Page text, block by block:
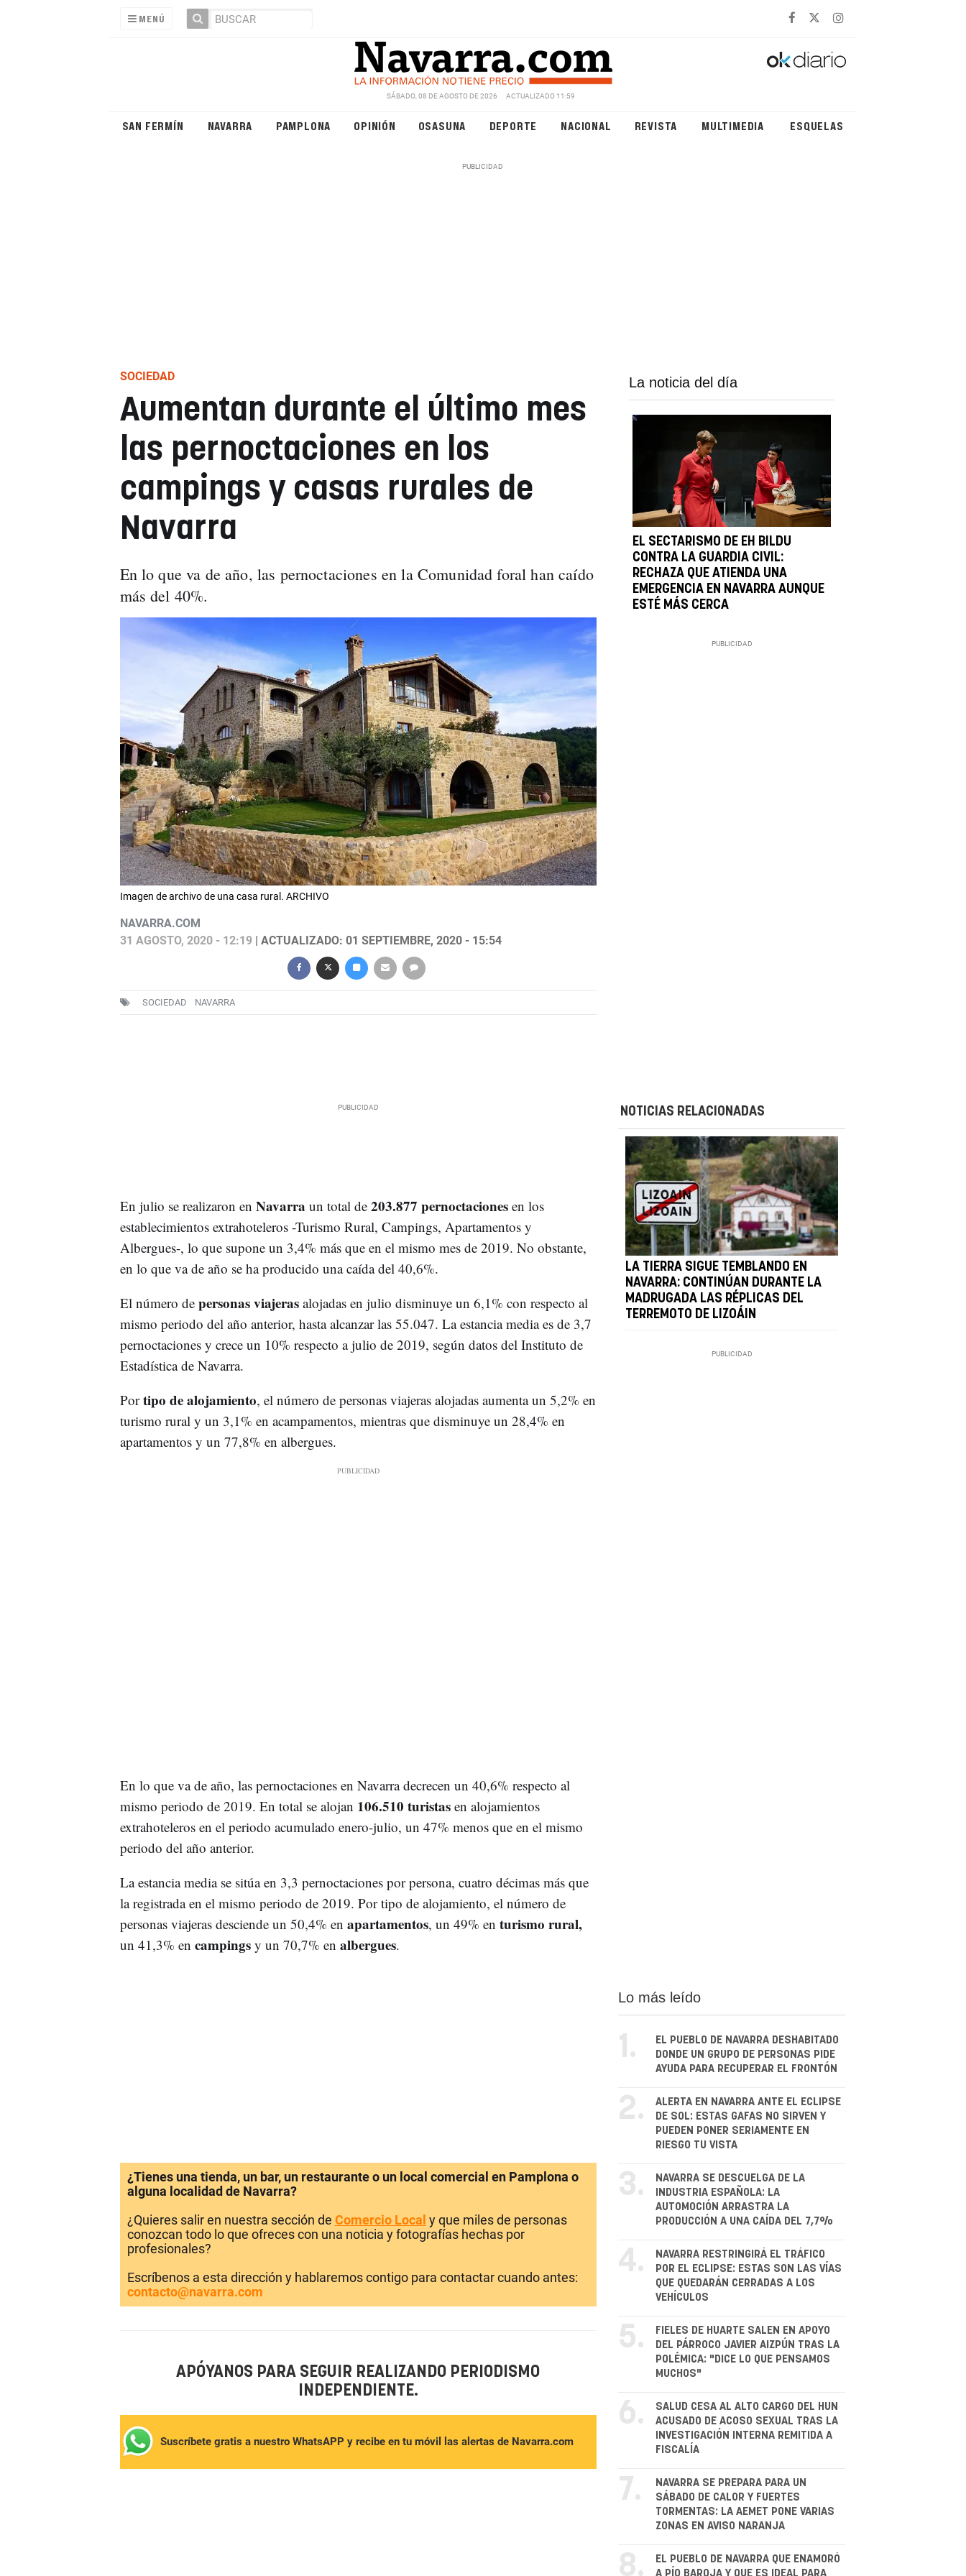
MENÚ
SÁBADO, 08 DE AGOSTO DE 2026 ACTUALIZADO 11:59
SAN FERMÍN NAVARRA PAMPLONA OPINIÓN OSASUNA DEPORTE NACIONAL REVISTA MULTIMEDIA ESQUELAS
SOCIEDAD
Aumentan durante el último mes
las pernoctaciones en los
campings y casas rurales de
Navarra
En lo que va de año, las pernoctaciones en la Comunidad foral han caído
más del 40%.
Imagen de archivo de una casa rural. ARCHIVO
NAVARRA.COM
31 AGOSTO, 2020 - 12:19| ACTUALIZADO: 01 SEPTIEMBRE, 2020 - 15:54
SOCIEDAD NAVARRA
La noticia del día
EL SECTARISMO DE EH BILDU
CONTRA LA GUARDIA CIVIL:
RECHAZA QUE ATIENDA UNA
EMERGENCIA EN NAVARRA AUNQUE
ESTÉ MÁS CERCA
En julio se realizaron en Navarra un total de203.877 pernoctacionesen los
establecimientos extrahoteleros -Turismo Rural, Campings, Apartamentos y
Albergues-, lo que supone un 3,4% más que en el mismo mes de 2019. No obstante,
en lo que va de año se ha producido una caída del 40,6%.
El número depersonas viajerasalojadas en julio disminuye un 6,1% con respecto al
mismo periodo del año anterior, hasta alcanzar las 55.047. La estancia media es de 3,7
pernoctaciones y crece un 10% respecto a julio de 2019, según datos del Instituto de
Estadística de Navarra.
Portipo de alojamiento, el número de personas viajeras alojadas aumenta un 5,2% en
turismo rural y un 3,1% en acampamentos, mientras que disminuye un 28,4% en
apartamentos y un 77,8% en albergues.
En lo que va de año, las pernoctaciones en Navarra decrecen un 40,6% respecto al
mismo periodo de 2019. En total se alojan 106.510 turistasen alojamientos
extrahoteleros en el periodo acumulado enero-julio, un 47% menos que en el mismo
periodo del año anterior.
La estancia media se sitúa en 3,3 pernoctaciones por persona, cuatro décimas más que
la registrada en el mismo periodo de 2019. Por tipo de alojamiento, el número de
personas viajeras desciende un 50,4% en apartamentos, un 49% en turismo rural,
un 41,3% en campings y un 70,7% en albergues.
NOTICIAS RELACIONADAS
LA TIERRA SIGUE TEMBLANDO EN
NAVARRA: CONTINÚAN DURANTE LA
MADRUGADA LAS RÉPLICAS DEL
TERREMOTO DE LIZOÁIN
¿Tienes una tienda, un bar, un restaurante o un local comercial en Pamplona o
alguna localidad de Navarra?
¿Quieres salir en nuestra sección de Comercio Local y que miles de personas
conozcan todo lo que ofreces con una noticia y fotografías hechas por
profesionales?
Escríbenos a esta dirección y hablaremos contigo para contactar cuando antes:
contacto@navarra.com
APÓYANOS PARA SEGUIR REALIZANDO PERIODISMO
INDEPENDIENTE.
Suscríbete gratis a nuestro WhatsAPP y recibe en tu móvil las alertas de Navarra.com
Lo más leído
1.
EL PUEBLO DE NAVARRA DESHABITADO
DONDE UN GRUPO DE PERSONAS PIDE
AYUDA PARA RECUPERAR EL FRONTÓN
2.
ALERTA EN NAVARRA ANTE EL ECLIPSE
DE SOL: ESTAS GAFAS NO SIRVEN Y
PUEDEN PONER SERIAMENTE EN
RIESGO TU VISTA
3.
NAVARRA SE DESCUELGA DE LA
INDUSTRIA ESPAÑOLA: LA
AUTOMOCIÓN ARRASTRA LA
PRODUCCIÓN A UNA CAÍDA DEL 7,7%
4.
NAVARRA RESTRINGIRÁ EL TRÁFICO
POR EL ECLIPSE: ESTAS SON LAS VÍAS
QUE QUEDARÁN CERRADAS A LOS
VEHÍCULOS
5.
FIELES DE HUARTE SALEN EN APOYO
DEL PÁRROCO JAVIER AIZPÚN TRAS LA
POLÉMICA: "DICE LO QUE PENSAMOS
MUCHOS"
6.
SALUD CESA AL ALTO CARGO DEL HUN
ACUSADO DE ACOSO SEXUAL TRAS LA
INVESTIGACIÓN INTERNA REMITIDA A
FISCALÍA
7.
NAVARRA SE PREPARA PARA UN
SÁBADO DE CALOR Y FUERTES
TORMENTAS: LA AEMET PONE VARIAS
ZONAS EN AVISO NARANJA
8.
EL PUEBLO DE NAVARRA QUE ENAMORÓ
A PÍO BAROJA Y QUE ES IDEAL PARA